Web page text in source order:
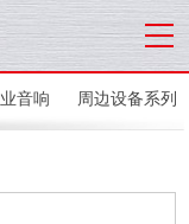
音响 周边设备系列